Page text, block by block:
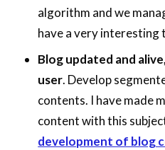
algorithm and we
have a very
Blog updated and
user. Develop
contents. I have made
content with this
development of blog